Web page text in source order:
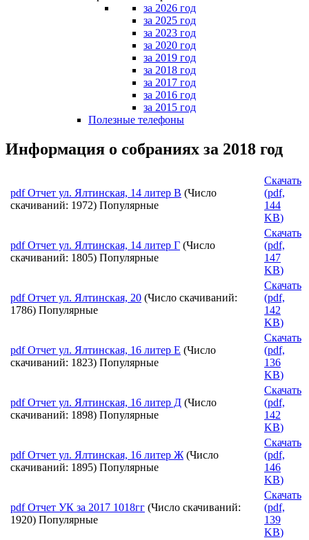
за 2026 год
за 2025 год
за 2023 год
за 2020 год
за 2019 год
за 2018 год
за 2017 год
за 2016 год
за 2015 год
Полезные телефоны
Информация о собраниях за 2018 год
pdf Отчет ул. Ялтинская, 14 литер В (Число
скачиваний: 1972) Популярные
Скачать
(pdf,
144
KB)
pdf Отчет ул. Ялтинская, 14 литер Г (Число
скачиваний: 1805) Популярные
Скачать
(pdf,
147
KB)
pdf Отчет ул. Ялтинская, 20 (Число скачиваний:
1786) Популярные
Скачать
(pdf,
142
KB)
pdf Отчет ул. Ялтинская, 16 литер Е (Число
скачиваний: 1823) Популярные
Скачать
(pdf,
136
KB)
pdf Отчет ул. Ялтинская, 16 литер Д (Число
скачиваний: 1898) Популярные
Скачать
(pdf,
142
KB)
pdf Отчет ул. Ялтинская, 16 литер Ж (Число
скачиваний: 1895) Популярные
Скачать
(pdf,
146
KB)
pdf Отчет УК за 2017 1018гг (Число скачиваний:
1920) Популярные
Скачать
(pdf,
139
KB)